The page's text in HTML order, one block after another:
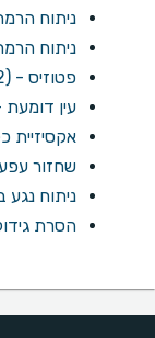
ניתוח
ניתוח
פטוזיס - (2)
עין דומעת -
אקסיזיית
שחזור
ניתוח נגע
הסרת